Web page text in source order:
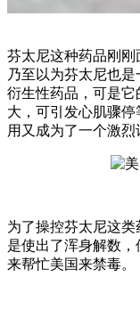
芬太尼这种药品刚
乃至以为芬太尼也
衍生性药品，可是
大，可引发心肌骤
用又成为了一个激烈
为了操控芬太尼这
是使出了浑身解数
来帮忙美国来禁毒。